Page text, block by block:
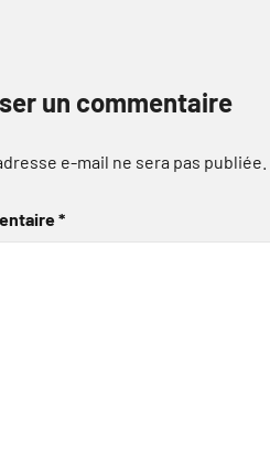
un commentaire
e-mail ne sera pas publiée.
*